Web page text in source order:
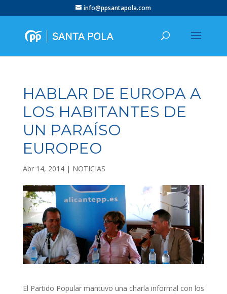
info@ppsantapola.com
HABLAR DE EUROPA A
LOS HABITANTES DE
UN PARAÍSO
EUROPEO
Abr 14, 2014| NOTICIAS
El Partido Popular mantuvo una charla informal con los